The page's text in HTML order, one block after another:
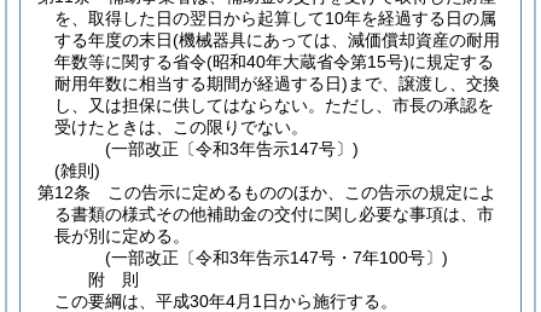
を、取得した日の翌日から起算して10年を経過する日の属
する年度の末日(機械器具にあっては、減価償却資産の耐用
年数等に関する省令(昭和40年大蔵省令第15号)に規定する
耐用年数に相当する期間が経過する日) まで、譲渡し、交換
し、又は担保に供してはならない。 ただし、市長の承認を
受けたときは、この限りでない。
(一部改正〔令和3年告示147号〕)
(雑則)
第12条
この告示に定めるもののほか、この告示の規定によ
る書類の様式その他補助金の交付に関し必要な事項は、市
長が別に定める。
(一部改正〔令和3年告示147号・7年100号〕)
附 則
この要綱は、平成30年4月1日から施行する。